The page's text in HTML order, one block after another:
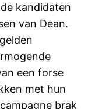
kandidaten
van Dean.
een forse
met hun
brak